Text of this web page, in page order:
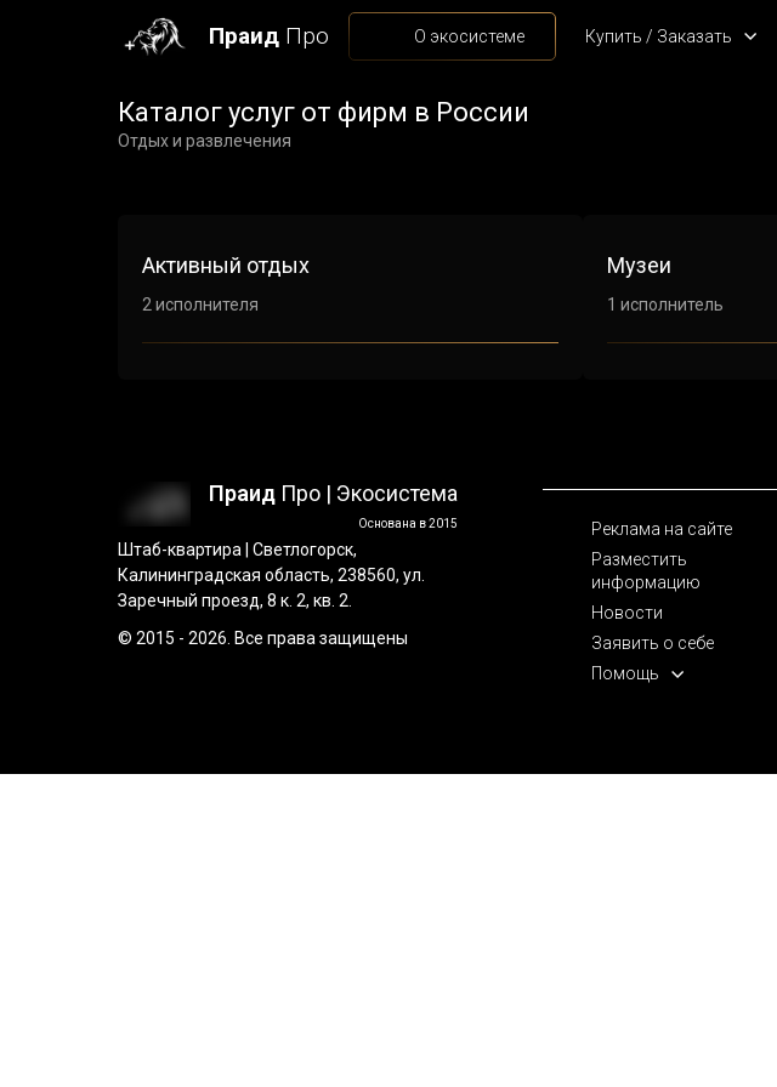
Праид Про О экосистеме Купить / Заказать
Каталог услуг от фирм в России
Отдых и развлечения
Активный отдых
2 исполнителя
Музеи
1 исполнитель
Праид Про | Экосистема
Основана в 2015
Штаб-квартира | Светлогорск,
Калининградская область, 238560, ул.
Заречный проезд, 8 к. 2, кв. 2.
© 2015 - 2026. Все права защищены
Реклама на сайте
Разместить
информацию
Новости
Заявить о себе
Помощь